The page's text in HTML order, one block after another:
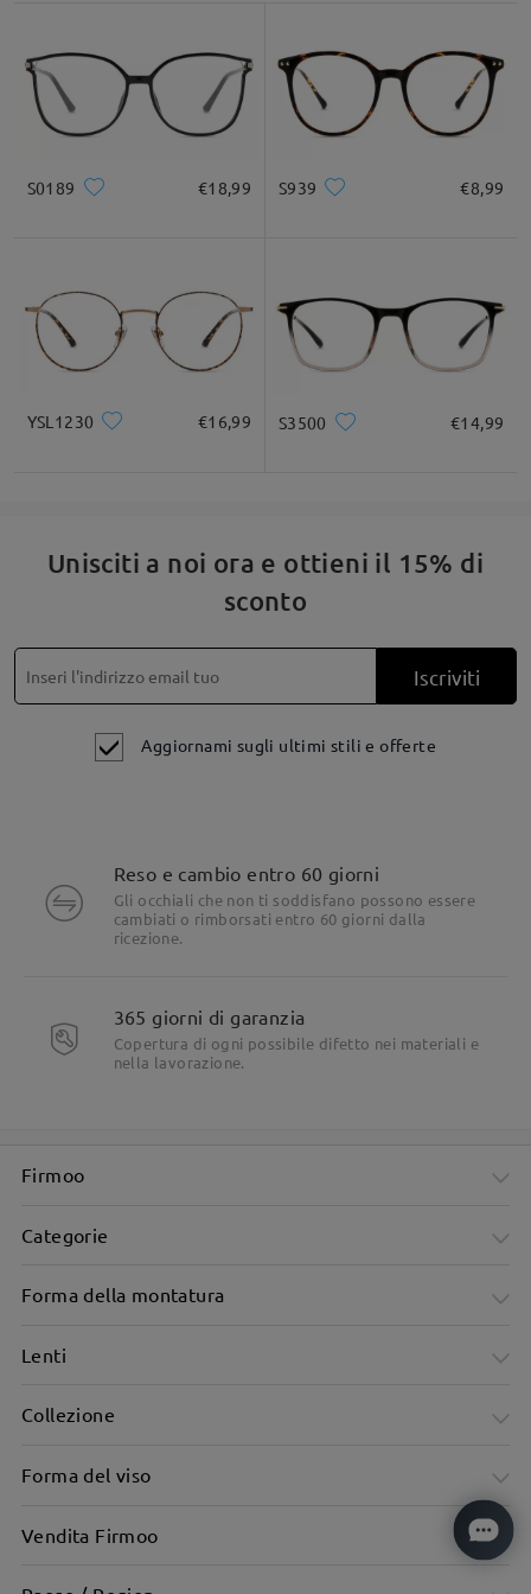
Leggi tutte le
domande e le risposte
Fai una domanda
S0189 €18,99 S939 €8,99
YSL1230 €16,99 S3500 €14,99
Unisciti a noi ora e ottieni il 15% di
sconto
Iscriviti
Aggiornami sugli ultimi stili e offerte
Reso e cambio entro 60 giorni
Gli occhiali che non ti soddisfano possono essere
cambiati o rimborsati entro 60 giorni dalla
ricezione.
365 giorni di garanzia
Copertura di ogni possibile difetto nei materiali e
nella lavorazione.
Firmoo
Categorie
Forma della montatura
Lenti
Collezione
Forma del viso
Vendita Firmoo